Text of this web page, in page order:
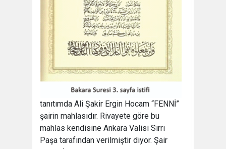
tanıtımda Ali Şakir Ergin Hocam “FENNİ”
şairin mahlasıdır. Rivayete göre bu
mahlas kendisine Ankara Valisi Sırrı
Paşa tarafından verilmiştir diyor. Şair